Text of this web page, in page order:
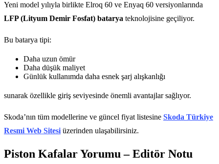
Yeni model yılıyla birlikte Elroq 60 ve Enyaq 60 versiyonlarında
LFP (Lityum Demir Fosfat) batarya teknolojisine geçiliyor.
Bu batarya tipi:
Daha uzun ömür
Daha düşük maliyet
Günlük kullanımda daha esnek şarj alışkanlığı
sunarak özellikle giriş seviyesinde önemli avantajlar sağlıyor.
Skoda’nın tüm modellerine ve güncel fiyat listesine Skoda Türkiye
Resmi Web Sitesiüzerinden ulaşabilirsiniz.
Piston Kafalar Yorumu – Editör Notu